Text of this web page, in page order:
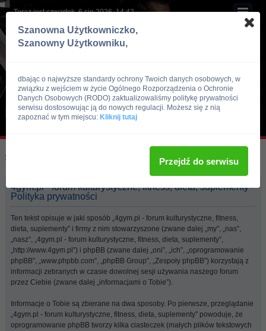
Teraz jest czwartek, 6 sie 2026, 14:42
Skocz do:
4gym.pl - forum kulturystyczne, fitness, dieta, suplementy -
Polityka prywatności
Ten tekst opisuje w jaki sposób „4gym.pl - forum kulturystyczne, fitness,
dieta, suplementy” i firmy z nim stowarzyszone (zwane dalej „my”, „nas”,
„nasz”, „4gym.pl - forum kulturystyczne, fitness, dieta, suplementy”,
„http://www.4gym.pl”) i phpBB (zwane dalej „oni”, „ich”, „oprogramowanie
phpBB”, „www.phpbb.com”, „phpBB Group”, „Zespoły phpBB”) korzystają z
informacji zebranych w czasie dowolnej sesji używania naszego forum
przez Ciebie (zwane dalej „informacjami o Tobie”).
Informacje o Tobie są zbierane na dwa sposoby. Po pierwsze, przeglądanie
„4gym.pl - forum kulturystyczne, fitness, dieta, suplementy” powoduje, że
oprogramowanie phpBB tworzy kilka ciasteczek (małych plików tekstowych
Szanowna Użytkowniczko,
Szanowny Użytkowniku,
dbając o najwyższe standardy ochrony Twoich danych osobowych, w
związku z wejściem w życie Ogólnego Rozporządzenia o Ochronie
Danych Osobowych (RODO) zaktualizowaliśmy politykę prywatności
serwisu dostosowując ją do nowych regulacji. Możesz się z nią
zapoznać w tym miejscu: Kliknij tutaj
Przejdź do serwisu